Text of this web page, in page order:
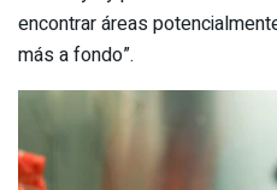
encontrar áreas
más a fondo”.